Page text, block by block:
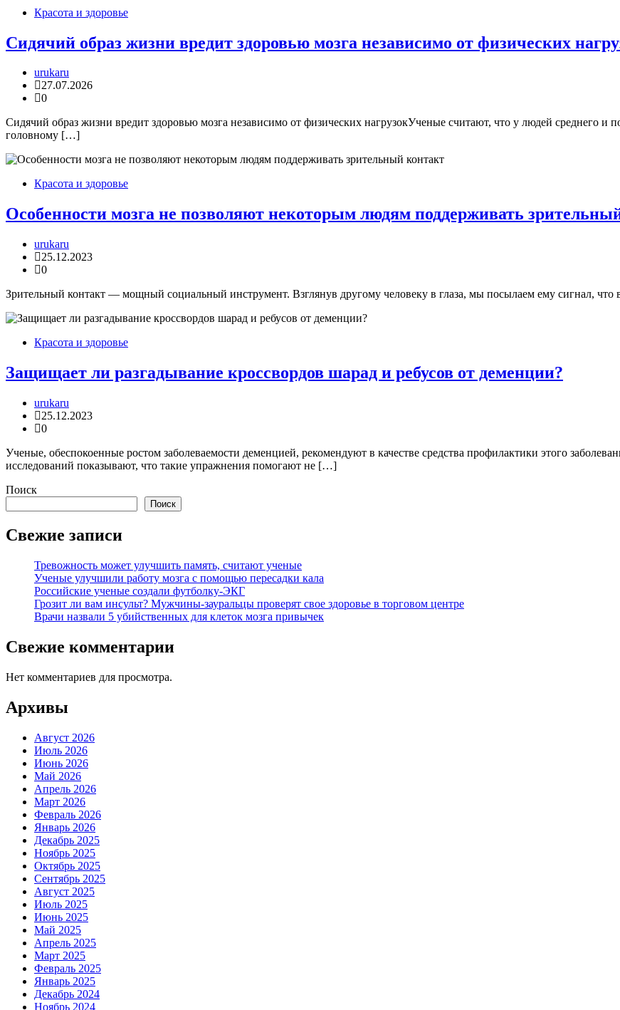
Красота и здоровье
Сидячий образ жизни вредит здоровью мозга независимо от физических
urukaru
27.07.2026
0
Сидячий образ жизни вредит здоровью мозга независимо от физических нагрузокУченые считают, что у людей среднего и
головному […]
Красота и здоровье
Особенности мозга не позволяют некоторым людям поддерживать
urukaru
25.12.2023
0
Зрительный контакт — мощный социальный инструмент. Взглянув другому человеку в глаза, мы посылаем ему сигнал,
Красота и здоровье
Защищает ли разгадывание кроссвордов шарад и ребусов от деменции?
urukaru
25.12.2023
0
Ученые, обеспокоенные ростом заболеваемости деменцией, рекомендуют в качестве средства профилактики этого
исследований показывают, что такие упражнения помогают не […]
Поиск
Поиск
Свежие записи
Тревожность может улучшить память, считают ученые
Ученые улучшили работу мозга с помощью пересадки кала
Российские ученые создали футболку-ЭКГ
Грозит ли вам инсульт? Мужчины-зауральцы проверят свое здоровье в торговом центре
Врачи назвали 5 убийственных для клеток мозга привычек
Свежие комментарии
Нет комментариев для просмотра.
Архивы
Август 2026
Июль 2026
Июнь 2026
Май 2026
Апрель 2026
Март 2026
Февраль 2026
Январь 2026
Декабрь 2025
Ноябрь 2025
Октябрь 2025
Сентябрь 2025
Август 2025
Июль 2025
Июнь 2025
Май 2025
Апрель 2025
Март 2025
Февраль 2025
Январь 2025
Декабрь 2024
Ноябрь 2024